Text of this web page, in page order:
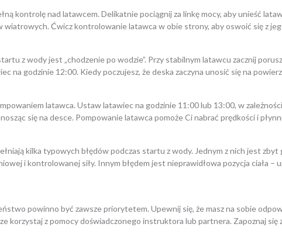
kontrolę nad latawcem. Delikatnie pociągnij za linkę mocy, aby unieść
Ćwicz kontrolowanie latawca w obie strony, aby oswoić się z
z wody jest „chodzenie po wodzie”. Przy stabilnym latawcu zacznij
na godzinie 12:00. Kiedy poczujesz, że deska zaczyna unosić się na
latawca. Ustaw latawiec na godzinie 11:00 lub 13:00, w
się na desce. Pompowanie latawca pomoże Ci nabrać prędkości i
kilka typowych błędów podczas startu z wody. Jednym z nich jest
i kontrolowanej siły. Innym błędem jest nieprawidłowa pozycja ciała
powinno być zawsze priorytetem. Upewnij się, że masz na sobie
korzystaj z pomocy doświadczonego instruktora lub partnera. Zapoznaj